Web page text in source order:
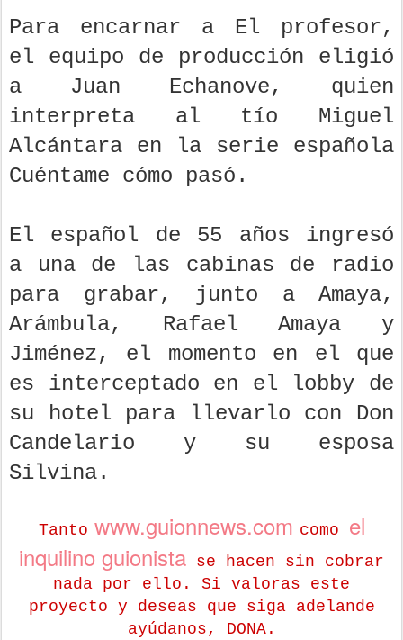
Para encarnar a El profesor,
el equipo de producción eligió
a Juan Echanove, quien
interpreta al tío Miguel
Alcántara en la serie española
Cuéntame cómo pasó.
El español de 55 años ingresó
a una de las cabinas de radio
para grabar, junto a Amaya,
Arámbula, Rafael Amaya y
Jiménez, el momento en el que
es interceptado en el lobby de
su hotel para llevarlo con Don
Candelario y su esposa
Silvina.
Tanto www.guionnews.com como el
inquilino guionista se hacen sin cobrar
nada por ello. Si valoras este
proyecto y deseas que siga adelande
ayúdanos, DONA.